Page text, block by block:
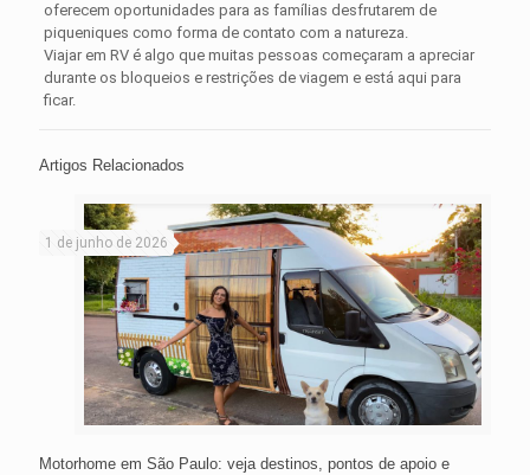
oferecem oportunidades para as famílias desfrutarem de
piqueniques como forma de contato com a natureza.
Viajar em RV é algo que muitas pessoas começaram a apreciar
durante os bloqueios e restrições de viagem e está aqui para
ficar.
Artigos Relacionados
1 de junho de 2026
Motorhome em São Paulo: veja destinos, pontos de apoio e